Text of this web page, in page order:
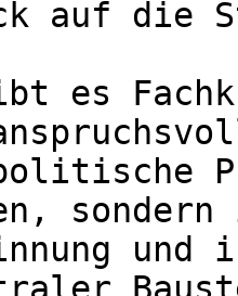
auf die
es